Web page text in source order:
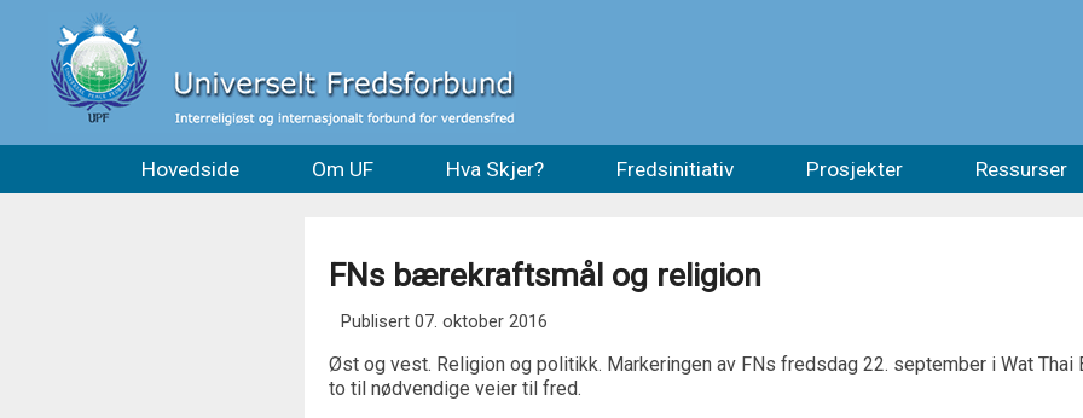
Hovedside Om UF Hva Skjer? Fredsinitiativ Prosjekter Ressurser
FNs bærekraftsmål og religion
Publisert 07. oktober 2016
Øst og vest. Religion og politikk. Markeringen av FNs fredsdag 22. september i Wat
to til nødvendige veier til fred.